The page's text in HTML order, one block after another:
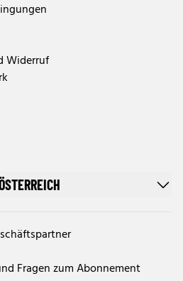
Widerruf
Fragen zum Abonnement